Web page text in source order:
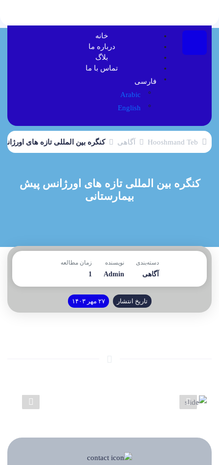
خانه
درباره ما
بلاگ
تماس با ما
فارسی
Arabic
English
Hooshmand Teb آگاهی کنگره بین المللی تازه های
کنگره بین المللی تازه های اورژانس پیش
بیمارستانی
دسته‌بندی
آگاهی
نویسنده
Admin
زمان مطالعه
1
تاریخ انتشار ۲۷ مهر ۱۴۰۳